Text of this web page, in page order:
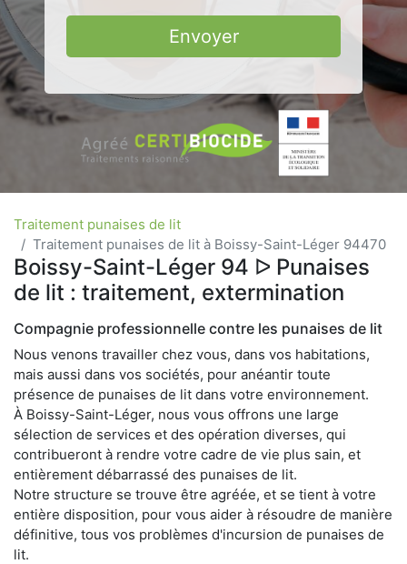
Envoyer
Traitement punaises de lit
Traitement punaises de lit à Boissy-Saint-Léger 94470
Boissy-Saint-Léger 94 ᐅ Punaises
de lit : traitement, extermination
Compagnie professionnelle contre les punaises de lit
Nous venons travailler chez vous, dans vos habitations,
mais aussi dans vos sociétés, pour anéantir toute
présence de punaises de lit dans votre environnement.
À Boissy-Saint-Léger, nous vous offrons une large
sélection de services et des opération diverses, qui
contribueront à rendre votre cadre de vie plus sain, et
entièrement débarrassé des punaises de lit.
Notre structure se trouve être agréée, et se tient à votre
entière disposition, pour vous aider à résoudre de manière
définitive, tous vos problèmes d'incursion de punaises de
lit.